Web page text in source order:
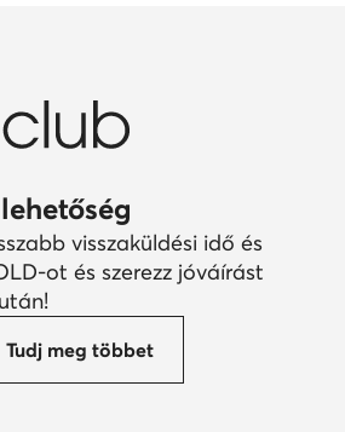
visszaküldési idő és
ot és szerezz jóváírást
Tudj meg többet